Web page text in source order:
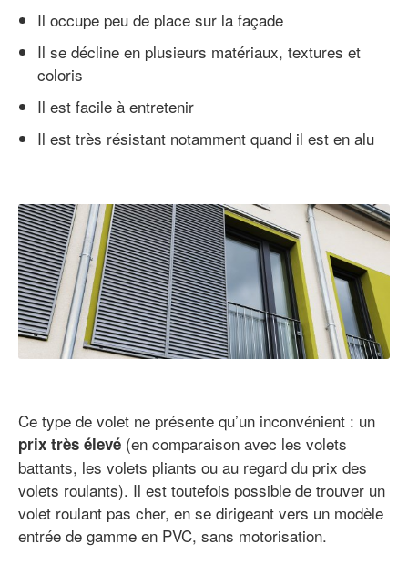
Il occupe peu de place sur la façade
Il se décline en plusieurs matériaux, textures et
coloris
Il est facile à entretenir
Il est très résistant notamment quand il est en alu
Ce type de volet ne présente qu’un inconvénient : un
prix très élevé (en comparaison avec les volets
battants, les volets pliants ou au regard du prix des
volets roulants). Il est toutefois possible de trouver un
volet roulant pas cher, en se dirigeant vers un modèle
entrée de gamme en PVC, sans motorisation.